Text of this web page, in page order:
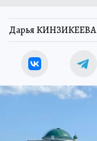
Дарья КИНЗИКЕЕВА